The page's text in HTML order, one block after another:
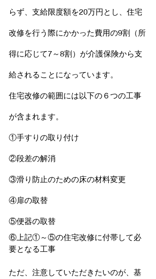
らず、支給限度額を20万円とし、住宅
改修を行う際にかかった費用の9割（所
得に応じて7～8割）が介護保険から支
給されることになっています。
住宅改修の範囲には以下の６つの工事
が含まれます。
①手すりの取り付け
②段差の解消
③滑り防止のための床の材料変更
④扉の取替
⑤便器の取替
⑥上記①～⑤の住宅改修に付帯して必
要となる工事
ただ、注意していただきたいのが、基